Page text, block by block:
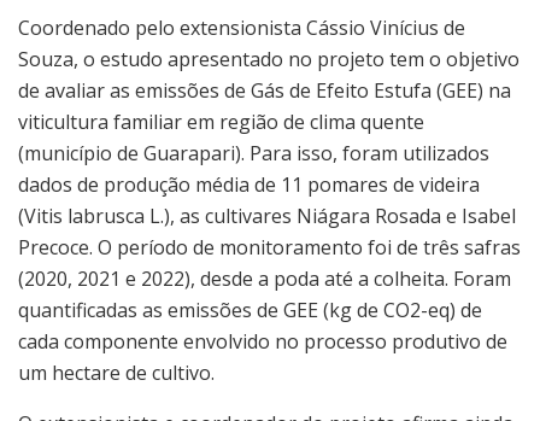
Coordenado pelo extensionista Cássio Vinícius de
Souza, o estudo apresentado no projeto tem o objetivo
de avaliar as emissões de Gás de Efeito Estufa (GEE) na
viticultura familiar em região de clima quente
(município de Guarapari). Para isso, foram utilizados
dados de produção média de 11 pomares de videira
(Vitis labrusca L.), as cultivares Niágara Rosada e Isabel
Precoce. O período de monitoramento foi de três safras
(2020, 2021 e 2022), desde a poda até a colheita. Foram
quantificadas as emissões de GEE (kg de CO2-eq) de
cada componente envolvido no processo produtivo de
um hectare de cultivo.